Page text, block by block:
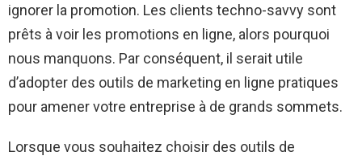
ignorer la promotion. Les clients techno-savvy sont
prêts à voir les promotions en ligne, alors pourquoi
nous manquons. Par conséquent, il serait utile
d’adopter des outils de marketing en ligne pratiques
pour amener votre entreprise à de grands sommets.
Lorsque vous souhaitez choisir des outils de